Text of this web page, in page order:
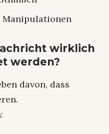
Manipulationen
wirklich
werden?
davon, dass